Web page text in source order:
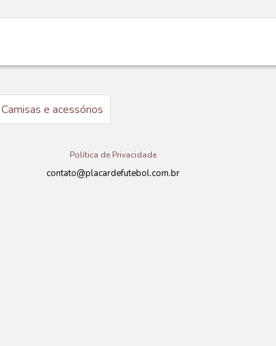
Camisas e acessórios
Política de Privacidade
contato@placardefutebol.com.br